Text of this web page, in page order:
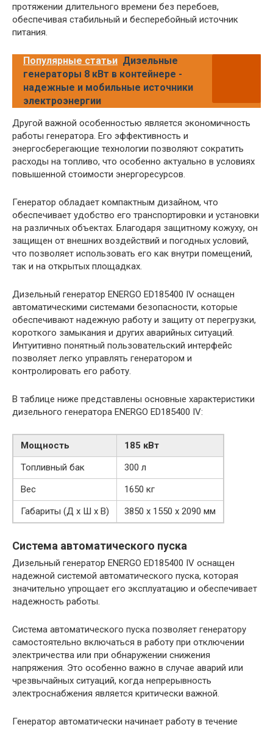
протяжении длительного времени без перебоев,
обеспечивая стабильный и бесперебойный источник
питания.
Популярные статьи Дизельные
генераторы 8 кВт в контейнере -
надежные и мобильные источники
электроэнергии
Другой важной особенностью является экономичность
работы генератора. Его эффективность и
энергосберегающие технологии позволяют сократить
расходы на топливо, что особенно актуально в условиях
повышенной стоимости энергоресурсов.
Генератор обладает компактным дизайном, что
обеспечивает удобство его транспортировки и установки
на различных объектах. Благодаря защитному кожуху, он
защищен от внешних воздействий и погодных условий,
что позволяет использовать его как внутри помещений,
так и на открытых площадках.
Дизельный генератор ENERGO ED185400 IV оснащен
автоматическими системами безопасности, которые
обеспечивают надежную работу и защиту от перегрузки,
короткого замыкания и других аварийных ситуаций.
Интуитивно понятный пользовательский интерфейс
позволяет легко управлять генератором и
контролировать его работу.
В таблице ниже представлены основные характеристики
дизельного генератора ENERGO ED185400 IV:
Мощность
185 кВт
Топливный бак
300 л
Вес
1650 кг
Габариты (Д х Ш х В)
3850 x 1550 x 2090 мм
Система автоматического пуска
Дизельный генератор ENERGO ED185400 IV оснащен
надежной системой автоматического пуска, которая
значительно упрощает его эксплуатацию и обеспечивает
надежность работы.
Система автоматического пуска позволяет генератору
самостоятельно включаться в работу при отключении
электричества или при обнаружении снижения
напряжения. Это особенно важно в случае аварий или
чрезвычайных ситуаций, когда непрерывность
электроснабжения является критически важной.
Генератор автоматически начинает работу в течение